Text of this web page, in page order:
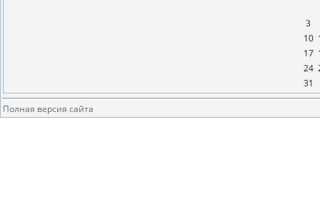
3
10
17
24
31
Полная версия сайта